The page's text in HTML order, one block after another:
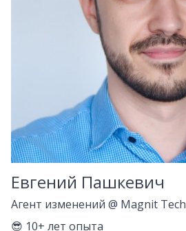
Евгений Пашкевич
Агент изменений @ Magnit Tech
😎 10+ лет опыта